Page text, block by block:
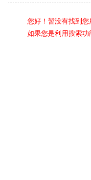
您好！暂没有找到您
如果您是利用搜索